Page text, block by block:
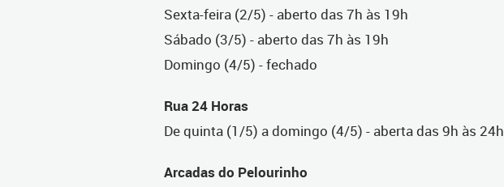
Sexta-feira (2/5) - aberto das 7h às 19h
Sábado (3/5) - aberto das 7h às 19h
Domingo (4/5) - fechado
Rua 24 Horas
De quinta (1/5) a domingo (4/5) - aberta das 9h às 24h
Arcadas do Pelourinho